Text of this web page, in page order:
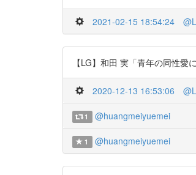
2021-02-15 18:54:24
【LG】和田 実「青年の同性
2020-12-13 16:53:06
1 @huangmeiyuemei
1 @huangmeiyuemei